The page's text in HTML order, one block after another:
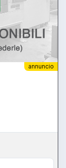
annuncio